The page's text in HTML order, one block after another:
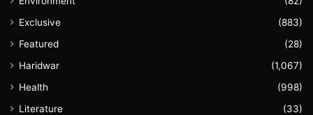
Exclusive
(883)
Featured
(28)
Haridwar
(1,067)
Health
(998)
Literature
(33)